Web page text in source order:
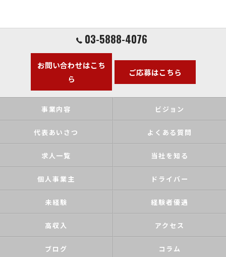
03-5888-4076
お問い合わせはこち
ら
ご応募はこちら
事業内容 ビジョン
代表あいさつ よくある質問
求人一覧 当社を知る
個人事業主 ドライバー
未経験 経験者優遇
高収入 アクセス
ブログ コラム